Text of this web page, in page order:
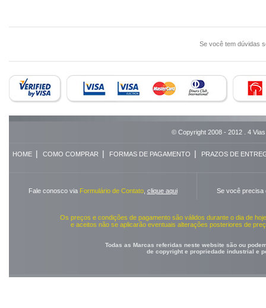
Se você tem dúvidas
© Copyright 2008 - 2012 . 4
HOME| COMO COMPRAR | FORMAS DE PAGAMENTO | PRAZOS DE
Fale conosco via Formulário de Contato, clique aqui Se você precisa
Os preços e condições de pagamento são válidos durante o dia de
e aceitos não se aplicarão eventuais alterações posteriores de
Todas as Marcas referidas neste website são ou
de copyright e propriedade industrial e